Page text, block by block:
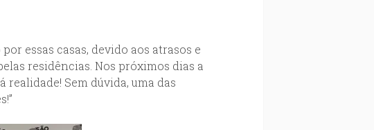
essas casas, devido aos atrasos e
residências. Nos próximos dias a
Sem dúvida, uma das